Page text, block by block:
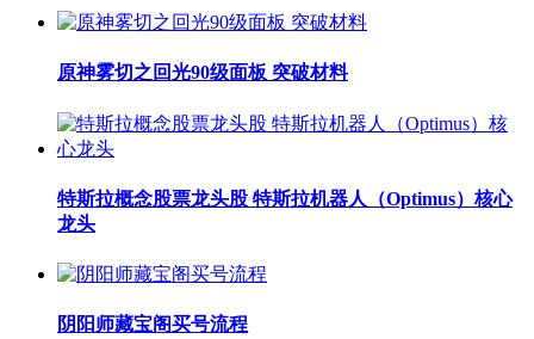
原神雾切之回光90级面板 突破材料
特斯拉概念股票龙头股 特斯拉机器人（Optimus）核心
龙头
阴阳师藏宝阁买号流程